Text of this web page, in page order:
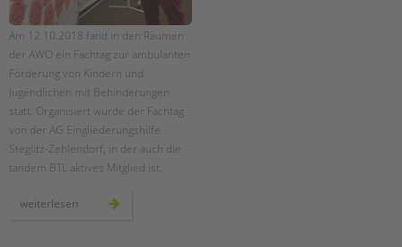
PRESSE
KONTAKT
Impressum
Datenschutz
Hinweisgebersystem
Am 12.10.2018 fand in den Räumen
der AWO ein Fachtag zur ambulanten
Förderung von Kindern und
Jugendlichen mit Behinderungen
statt. Organisiert wurde der Fachtag
von der AG Eingliederungshilfe
Steglitz-Zehlendorf, in der auch die
tandem BTL aktives Mitglied ist.
weiterlesen fachtag